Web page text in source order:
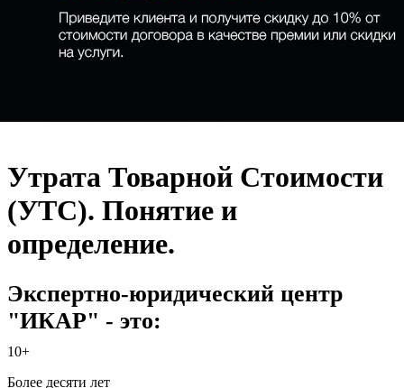
Утрата Товарной Стоимости
(УТС). Понятие и
определение.
Экспертно-юридический центр
"ИКАР" - это:
10+
Более десяти лет